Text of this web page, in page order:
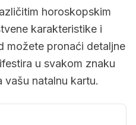
horoskopskim
karakteristike i
možete pronaći detaljne
u svakom znaku
natalnu kartu.